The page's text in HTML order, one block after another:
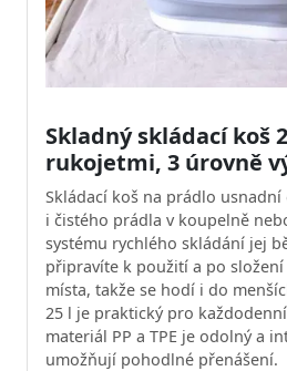
Skladný skládací koš
rukojetmi, 3 úrovně
Skládací koš na prádlo
i čistého prádla v koupelně
systému rychlého skládání jej
připravíte k použití a po
místa, takže se hodí i do
25 l je praktický pro
materiál PP a TPE je odolný a
umožňují pohodlné přenášení.